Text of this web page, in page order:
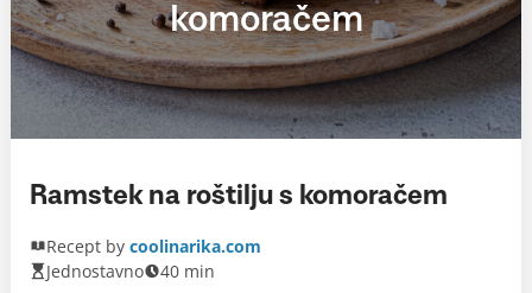
komoračem
Ramstek na roštilju s komoračem
Recept by coolinarika.com
Jednostavno
40 min